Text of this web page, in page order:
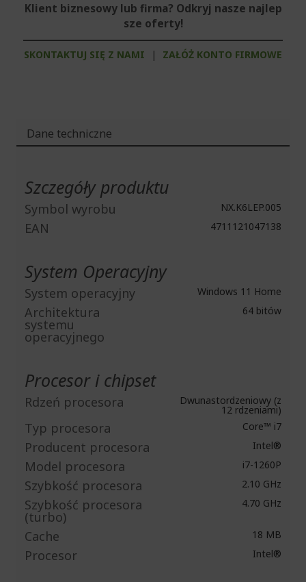
Klient biznesowy lub firma? Odkryj nasze najlep
sze oferty!
SKONTAKTUJ SIĘ Z NAMI | ZAŁÓŻ KONTO FIRMOWE
Dane techniczne
Szczegóły produktu
Symbol wyrobu NX.K6LEP.005
EAN 4711121047138
System Operacyjny
System operacyjny Windows 11 Home
Architektura
systemu
operacyjnego
64 bitów
Procesor i chipset
Rdzeń procesora Dwunastordzeniowy (z
12 rdzeniami)
Typ procesora Core™ i7
Producent procesora Intel®
Model procesora i7-1260P
Szybkość procesora 2.10 GHz
Szybkość procesora
(turbo)
4.70 GHz
Cache 18 MB
Procesor Intel®